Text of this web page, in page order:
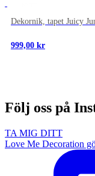
Dekornik, tapet Juicy
999,00 kr
Följ oss på
TA MIG DITT
Love Me Decoration